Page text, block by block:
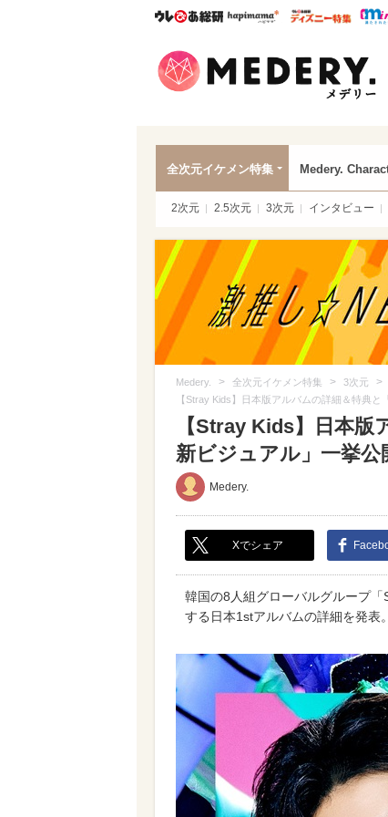
ウレぴあ総研ハピママ* ウ
全次元イケメン特集 Medery.
2次元 2.5次元 3次元 インタビュー
Medery. > 全次元イケメン特集 > 3次元 >
【Stray Kids】日本版アルバムの詳細＆特典と
【Stray Kids】日本
新ビジュアル」一挙公
Medery.
Xでシェア
韓国の8人組グローバルグループ
する日本1stアルバムの詳細を発表